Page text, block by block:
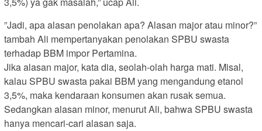
”Jadi, apa alasan penolakan apa? Alasan major atau minor?”
tambah Ali mempertanyakan penolakan SPBU swasta
terhadap BBM impor Pertamina.
Jika alasan major, kata dia, seolah-olah harga mati. Misal,
kalau SPBU swasta pakai BBM yang mengandung etanol
3,5%, maka kendaraan konsumen akan rusak semua.
Sedangkan alasan minor, menurut Ali, bahwa SPBU swasta
hanya mencari-cari alasan saja.